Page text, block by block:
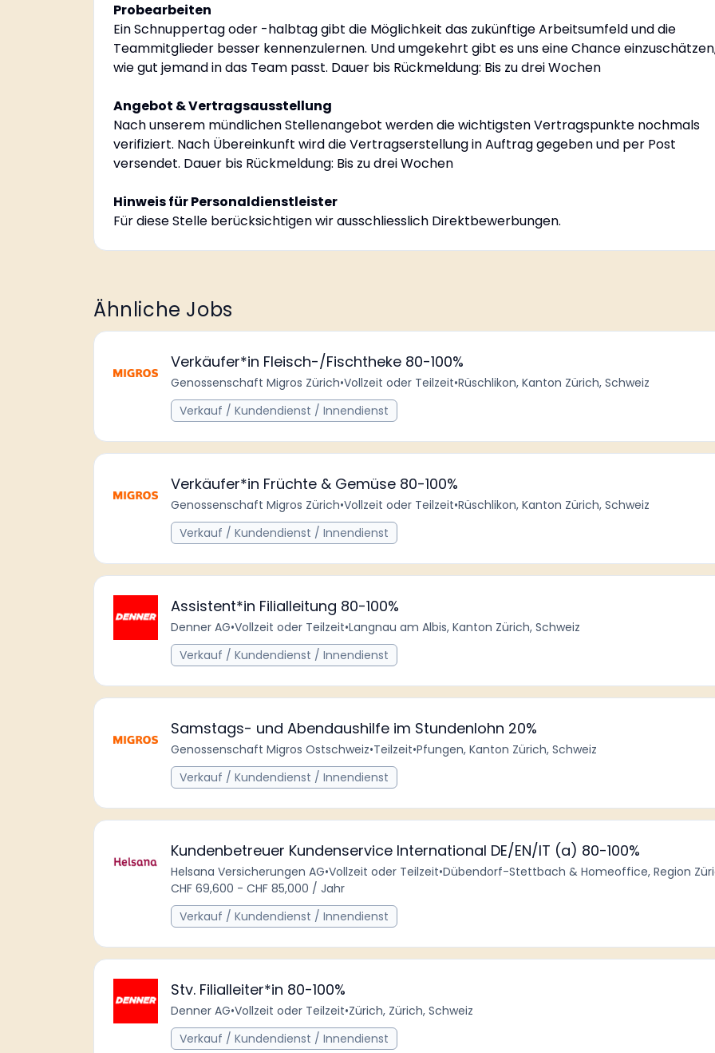
Probearbeiten
Ein Schnuppertag oder -halbtag gibt die Möglichkeit das zukünftige Arbeitsumfeld und die
Teammitglieder besser kennenzulernen. Und umgekehrt gibt es uns eine Chance
wie gut jemand in das Team passt. Dauer bis Rückmeldung: Bis zu drei Wochen
Angebot & Vertragsausstellung
Nach unserem mündlichen Stellenangebot werden die wichtigsten Vertragspunkte nochmals
verifiziert. Nach Übereinkunft wird die Vertragserstellung in Auftrag gegeben und per Post
versendet. Dauer bis Rückmeldung: Bis zu drei Wochen
Hinweis für Personaldienstleister
Für diese Stelle berücksichtigen wir ausschliesslich Direktbewerbungen.
Ähnliche Jobs
Verkäufer*in Fleisch-/Fischtheke 80-100%
Genossenschaft Migros Zürich•Vollzeit oder Teilzeit•Rüschlikon, Kanton Zürich, Schweiz
Verkauf / Kundendienst / Innendienst
Verkäufer*in Früchte & Gemüse 80-100%
Genossenschaft Migros Zürich•Vollzeit oder Teilzeit•Rüschlikon, Kanton Zürich, Schweiz
Verkauf / Kundendienst / Innendienst
Assistent*in Filialleitung 80-100%
Denner AG•Vollzeit oder Teilzeit•Langnau am Albis, Kanton Zürich, Schweiz
Verkauf / Kundendienst / Innendienst
Samstags- und Abendaushilfe im Stundenlohn 20%
Genossenschaft Migros Ostschweiz•Teilzeit•Pfungen, Kanton Zürich, Schweiz
Verkauf / Kundendienst / Innendienst
Kundenbetreuer Kundenservice International DE/EN/IT (a) 80-100%
Helsana Versicherungen AG•Vollzeit oder Teilzeit•Dübendorf-Stettbach & Homeoffice, Region
CHF 69,600 - CHF 85,000 / Jahr
Verkauf / Kundendienst / Innendienst
Stv. Filialleiter*in 80-100%
Denner AG•Vollzeit oder Teilzeit•Zürich, Zürich, Schweiz
Verkauf / Kundendienst / Innendienst